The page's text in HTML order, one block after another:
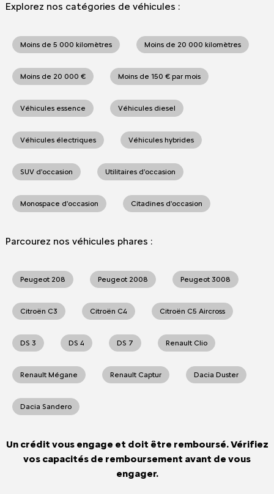
Explorez nos catégories de véhicules :
Moins de 5 000 kilomètres Moins de 20 000 kilomètres
Moins de 20 000 € Moins de 150 € par mois
Véhicules essence Véhicules diesel
Véhicules électriques Véhicules hybrides
SUV d'occasion Utilitaires d'occasion
Monospace d'occasion Citadines d'occasion
Parcourez nos véhicules phares :
Peugeot 208 Peugeot 2008 Peugeot 3008
Citroën C3 Citroën C4 Citroën C5 Aircross
DS 3 DS 4 DS 7 Renault Clio
Renault Mégane Renault Captur Dacia Duster
Dacia Sandero
Un crédit vous engage et doit être remboursé. Vérifiez
vos capacités de remboursement avant de vous
engager.